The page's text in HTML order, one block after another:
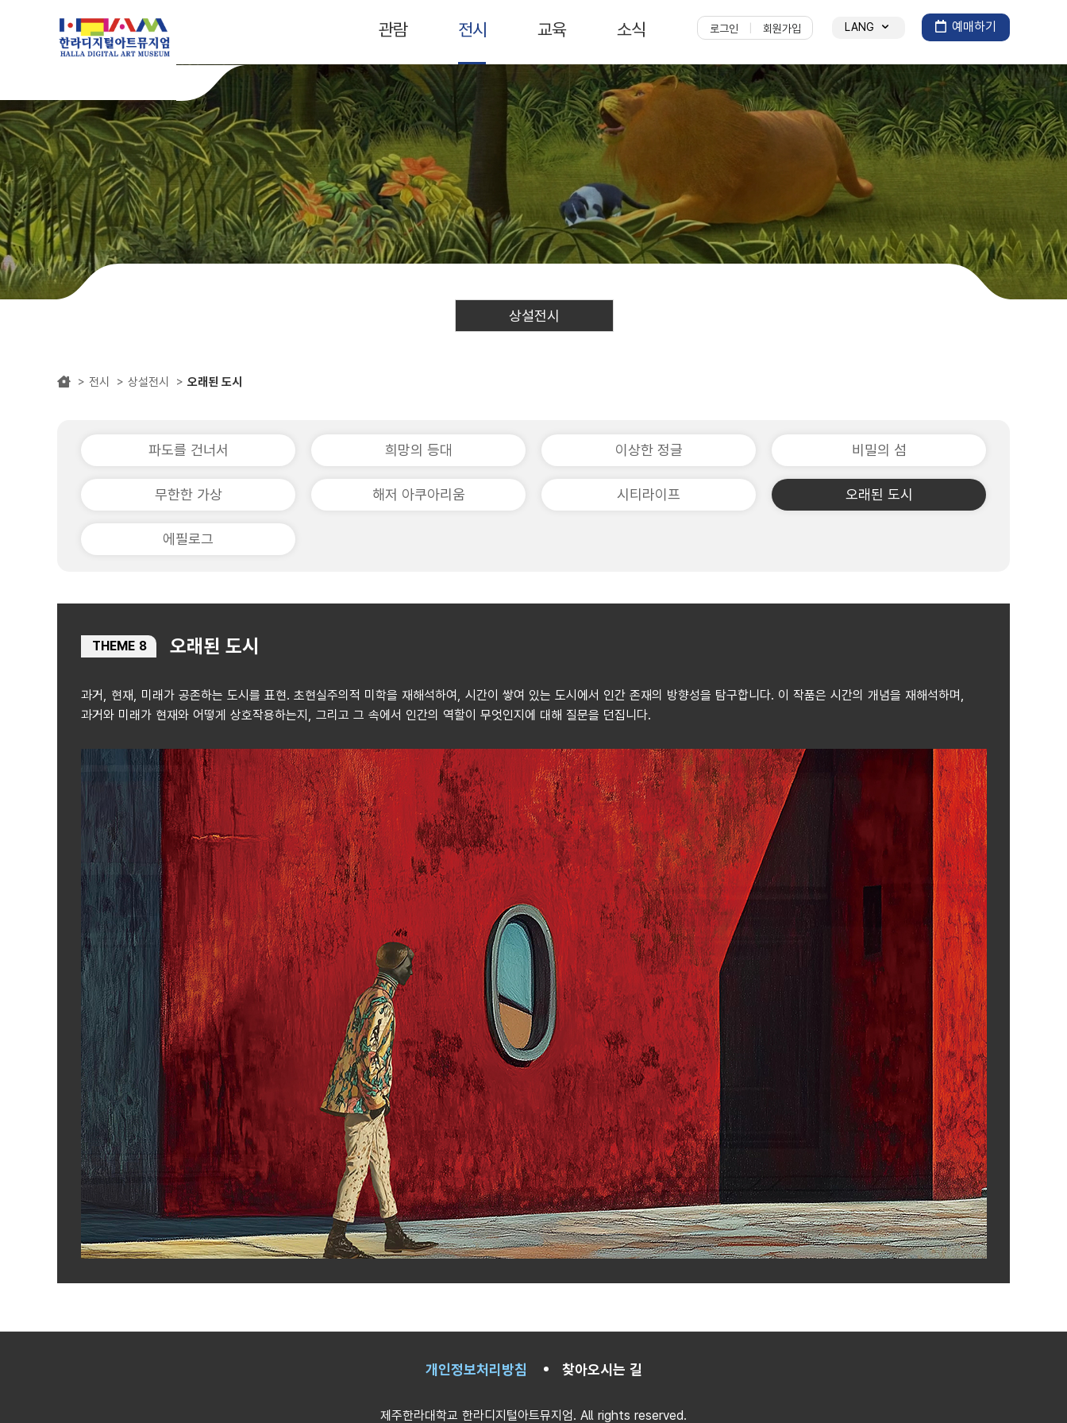
로그인
회원가입 LANG
뉴
관람 전시 교육 소식 예매하기
상설전시
전시 상설전시 오래된 도시
파도를 건너서 희망의 등대 이상한 정글 비밀의 섬
무한한 가상 해저 아쿠아리움 시티라이프 오래된 도시
에필로그
THEME 8 오래된 도시
과거, 현재, 미래가 공존하는 도시를 표현. 초현실주의적 미학을 재해석하여, 시간이 쌓여 있는 도시에서 인간 존재의 방향성을 탐구합니다. 이 작품은 시간의 개념을 재해석하며,
과거와 미래가 현재와 어떻게 상호작용하는지, 그리고 그 속에서 인간의 역할이 무엇인지에 대해 질문을 던집니다.
개인정보처리방침 찾아오시는 길
제주한라대학교 한라디지털아트뮤지엄. All rights reserved.